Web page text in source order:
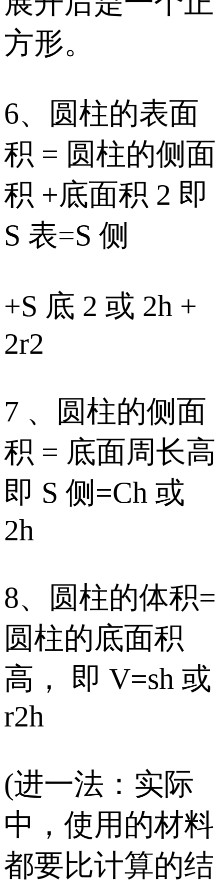
方形。
6、圆柱的表面
积 = 圆柱的侧面
积 +底面积 2 即
S 表=S 侧
+S 底 2 或 2h +
2r2
7 、圆柱的侧面
积 = 底面周长高
即 S 侧=Ch 或
2h
8、圆柱的体积=
圆柱的底面积
高， 即 V=sh 或
r2h
(进一法：实际
中，使用的材料
都要比计算的结